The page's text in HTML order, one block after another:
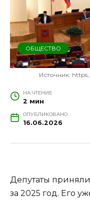
ОБЩЕСТВО
Источник:
НА ЧТЕНИЕ
2 мин
ОПУБЛИКОВАНО
16.06.2026
Депутаты
за 2025 год. Его